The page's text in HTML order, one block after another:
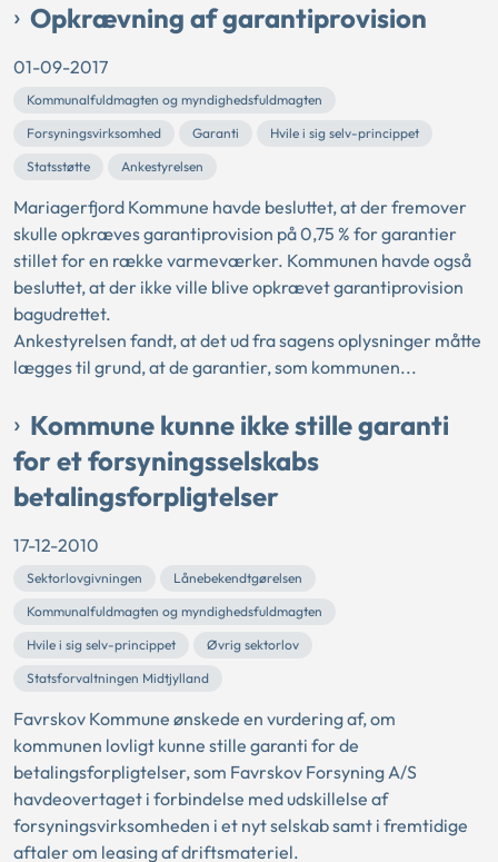
Opkrævning af garantiprovision
01-09-2017
Kommunalfuldmagten og myndighedsfuldmagten
Forsyningsvirksomhed
Garanti
Hvile i sig selv-princippet
Statsstøtte
Ankestyrelsen
Mariagerfjord Kommune havde besluttet, at der fremover
skulle opkræves garantiprovision på 0,75 % for garantier
stillet for en række varmeværker. Kommunen havde også
besluttet, at der ikke ville blive opkrævet garantiprovision
bagudrettet.
Ankestyrelsen fandt, at det ud fra sagens oplysninger måtte
lægges til grund, at de garantier, som kommunen...
Kommune kunne ikke stille garanti
for et forsyningsselskabs
betalingsforpligtelser
17-12-2010
Sektorlovgivningen
Lånebekendtgørelsen
Kommunalfuldmagten og myndighedsfuldmagten
Hvile i sig selv-princippet
Øvrig sektorlov
Statsforvaltningen Midtjylland
Favrskov Kommune ønskede en vurdering af, om
kommunen lovligt kunne stille garanti for de
betalingsforpligtelser, som Favrskov Forsyning A/S
havdeovertaget i forbindelse med udskillelse af
forsyningsvirksomheden i et nyt selskab samt i fremtidige
aftaler om leasing af driftsmateriel.